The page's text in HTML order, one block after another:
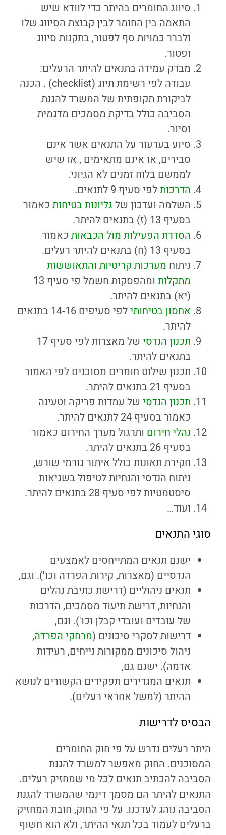
סיווג החומרים בהיתר כדי לוודא שיש
התאמה בין החומר לבין קבוצת הסיווג שלו
ולברר כמויות סף לפטור, בתקנות סיווג
ופטור.
מבדק עמידה בתנאים להיתר הרעלים:
עבודה לפי רשימת תיוג (checklist) . הכנה
לביקורת תקופתית של המשרד להגנת
הסביבה כולל בדיקת מסמכים מדגמית
וסיור.
סיוע בערעור על התנאים אשר אינם
סבירים, או אינם מתאימים , או שיש
לממשם בלוח זמנים לא הגיוני.
הדרכותלפי סעיף 9 לתנאים.
השלמה ועדכון של גליונות בטיחות כאמור
בסעיף 13 (ז) בתנאים להיתר.
הסדרת הפעילות מול הכבאות כאמור
בסעיף 13 (ח) בתנאים להיתר רעלים.
ניתוח מערכות קריטיות והתאוששות
מתקלות
ומהפסקות חשמל פי סעיף 13
(יא) בתנאים להיתר.
אחסון בטיחותי
לפי סעיפים 14-16 בתנאים
להיתר.
תכנון הנדסי
של מאצרות לפי סעיף 17
בתנאים להיתר.
תכנון שילוט חומרים מסוכנים לפי האמור
בסעיף 21 בתנאים להיתר.
תכנון הנדסי של עמדות פריקה וטעינה
כאמור בסעיף 24 לתנאים להיתר.
נהלי חירום ותרגול מערך החירום כאמור
בסעיף 26 בתנאים להיתר.
חקירת תאונות כולל איתור גורמי שורש,
ניתוח הנדסי והנחיות לטיפול בשגיאות
סיסטמטיות לפי סעיף 28 בתנאים להיתר.
ועוד…
סוגי התנאים
ישנם תנאים המתייחסים לאמצעים
הנדסיים (מאצרות, קירות הפרדה וכו'). וגם,
תנאים ניהוליים (דרישת כתיבת נהלים
והנחיות, דרישת תיעוד מסמכים, הדרכות
של עובדים ועובדי קבלן וכו'). וגם,
דרישות לסקרי סיכונים (מרחקי הפרדה,
ניהול סיכונים ממקורות נייחים, רעידות
אדמה). ישנם גם,
תנאים המגדירים תפקידים הקשורים לנושא
ההיתר (למשל אחראי רעלים).
הבסיס לדרישות
היתר רעלים נדרש על פי חוק החומרים
המסוכנים. החוק מאפשר למשרד להגנת
הסביבה להכתיב תנאים לכל מי שמחזיק רעלים.
התנאים להיתר הם מסמך דינמי שהמשרד להגנת
הסביבה נוהג לעדכנו. על פי החוק, חובת המחזיק
ברעלים לעמוד בכל תנאי ההיתר, ולא הוא חשוף